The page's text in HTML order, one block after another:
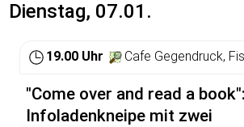
Dienstag, 07.01.
19.00 Uhr Cafe Gegendruck,
"Come over and read a book":
Infoladenkneipe mit zwei